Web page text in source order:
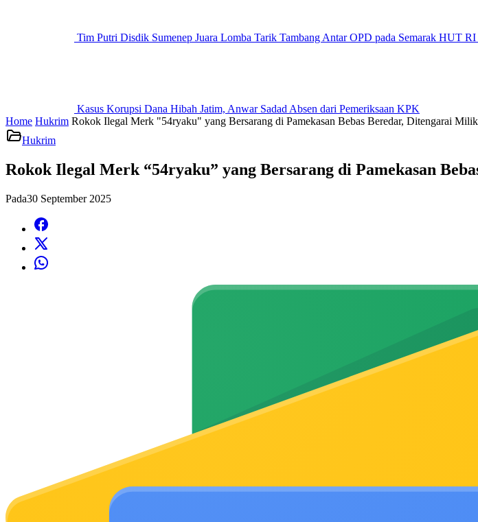
Tim Putri Disdik Sumenep Juara Lomba Tarik Tambang Antar OPD pada Semarak HUT RI
Kasus Korupsi Dana Hibah Jatim, Anwar Sadad Absen dari Pemeriksaan KPK
Home Hukrim Rokok Ilegal Merk "54ryaku" yang Bersarang di Pamekasan Bebas Beredar, Ditengarai
Hukrim
Rokok Ilegal Merk “54ryaku” yang Bersarang di Pamekasan
Pada30 September 2025